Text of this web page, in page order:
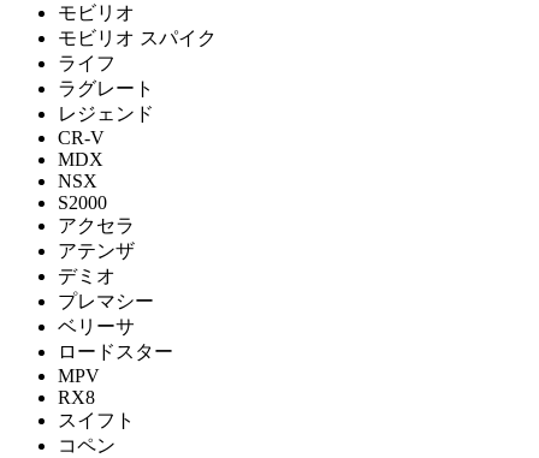
モビリオ
モビリオ スパイク
ライフ
ラグレート
レジェンド
CR-V
MDX
NSX
S2000
アクセラ
アテンザ
デミオ
プレマシー
ベリーサ
ロードスター
MPV
RX8
スイフト
コペン